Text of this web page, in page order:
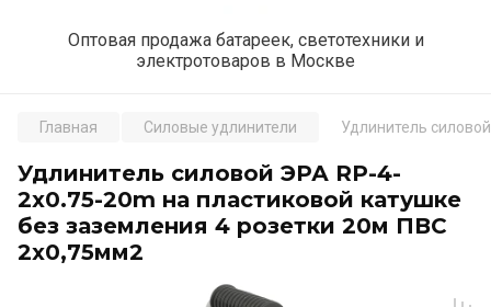
Оптовая продажа батареек, светотехники и
электротоваров в Москве
Главная Силовые удлинители Удлинитель
Удлинитель силовой ЭРА RP-4-
2x0.75-20m на пластиковой катушке
без заземления 4 розетки 20м ПВС
2х0,75мм2